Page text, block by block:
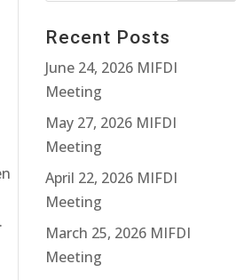
Recent Posts
June 24, 2026 MIFDI
Meeting
May 27, 2026 MIFDI
Meeting
April 22, 2026 MIFDI
Meeting
March 25, 2026 MIFDI
Meeting